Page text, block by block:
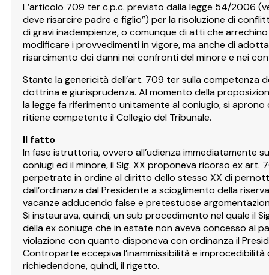
L’articolo 709 ter c.p.c. previsto dalla legge 54/2006
deve risarcire padre e figlio”) per la risoluzione di
di gravi inadempienze, o comunque di atti che
modificare i provvedimenti in vigore, ma anche di
risarcimento dei danni nei confronti del minore e nei
Stante la genericità dell’art. 709 ter sulla competenza
dottrina e giurisprudenza. Al momento della
la legge fa riferimento unitamente al coniugio, si
ritiene competente il Collegio del Tribunale.
Il fatto
In fase istruttoria, ovvero all’udienza immediatamente
coniugi ed il minore, il Sig. XX proponeva ricorso ex art.
perpetrate in ordine al diritto dello stesso XX di
dall’ordinanza dal Presidente a scioglimento della
vacanze adducendo false e pretestuose
Si instaurava, quindi, un sub procedimento nel quale il
della ex coniuge che in estate non aveva concesso al
violazione con quanto disponeva con ordinanza il
Controparte eccepiva l’inammissibilità e
richiedendone, quindi, il rigetto.